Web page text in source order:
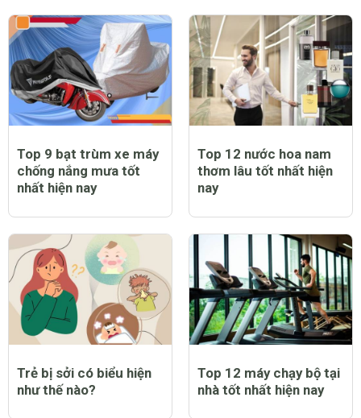
Top 9 bạt trùm xe máy
chống nắng mưa tốt
nhất hiện nay
Top 12 nước hoa nam
thơm lâu tốt nhất hiện
nay
Trẻ bị sởi có biểu hiện
như thế nào?
Top 12 máy chạy bộ tại
nhà tốt nhất hiện nay